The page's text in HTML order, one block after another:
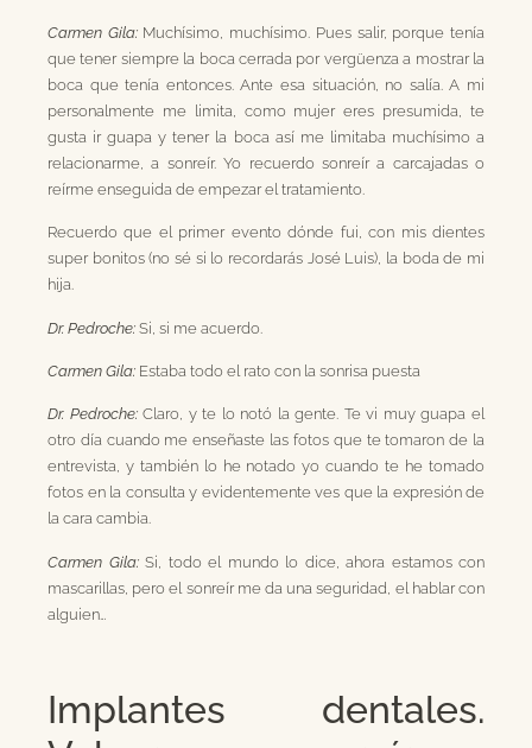
Carmen Gila: Muchísimo, muchísimo. Pues salir, porque tenía
que tener siempre la boca cerrada por vergüenza a mostrar la
boca que tenía entonces. Ante esa situación, no salía. A mi
personalmente me limita, como mujer eres presumida, te
gusta ir guapa y tener la boca así me limitaba muchísimo a
relacionarme, a sonreír. Yo recuerdo sonreír a carcajadas o
reírme enseguida de empezar el tratamiento.
Recuerdo que el primer evento dónde fui, con mis dientes
super bonitos (no sé si lo recordarás José Luis), la boda de mi
hija.
Dr. Pedroche:Si, si me acuerdo.
Carmen Gila: Estaba todo el rato con la sonrisa puesta
Dr. Pedroche:Claro, y te lo notó la gente. Te vi muy guapa el
otro día cuando me enseñaste las fotos que te tomaron de la
entrevista, y también lo he notado yo cuando te he tomado
fotos en la consulta y evidentemente ves que la expresión de
la cara cambia.
Carmen Gila:Si, todo el mundo lo dice, ahora estamos con
mascarillas, pero el sonreír me da una seguridad, el hablar con
alguien…
Implantes dentales.